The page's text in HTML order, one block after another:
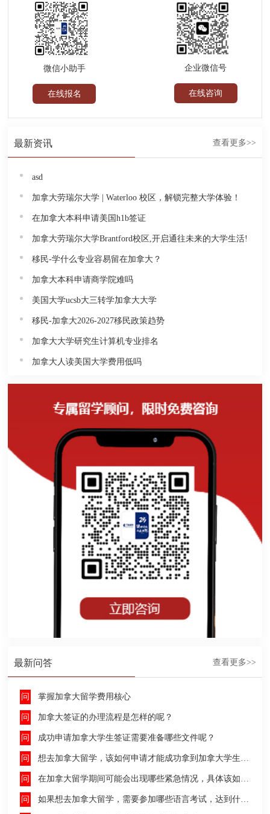
微信小助手
在线报名
企业微信号
在线咨询
最新资讯 查看更多>>
asd
加拿大劳瑞尔大学 | Waterloo 校区，解锁完整大学体验！
在加拿大本科申请美国h1b签证
加拿大劳瑞尔大学Brantford校区,开启通往未来的大学生活!
移民-学什么专业容易留在加拿大？
加拿大本科申请商学院难吗
美国大学ucsb大三转学加拿大大学
移民-加拿大2026-2027移民政策趋势
加拿大大学研究生计算机专业排名
加拿大人读美国大学费用低吗
最新问答 查看更多>>
掌握加拿大留学费用核心
加拿大签证的办理流程是怎样的呢？
成功申请加拿大学生签证需要准备哪些文件呢？
想去加拿大留学，该如何申请才能成功拿到加拿大学生签证呢？
在加拿大留学期间可能会出现哪些紧急情况，具体该如何去处理这些紧急情况呢？
如果想去加拿大留学，需要参加哪些语言考试，达到什么水平才能申请呢？